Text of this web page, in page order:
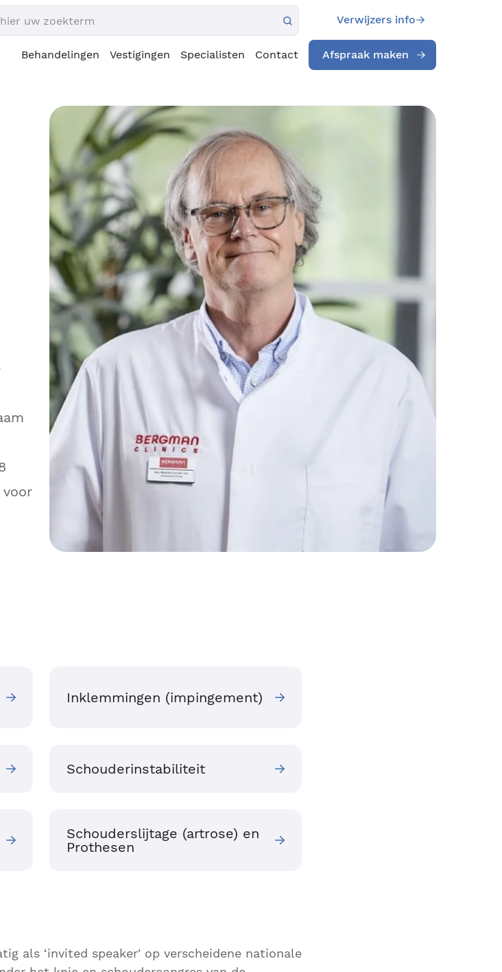
Verwijzers info
Behandelingen Vestigingen Specialisten Contact Afspraak maken
Inklemmingen (impingement)
Schouderinstabiliteit
Schouderslijtage (artrose) en
Prothesen
als ‘invited speaker' op verscheidene nationale